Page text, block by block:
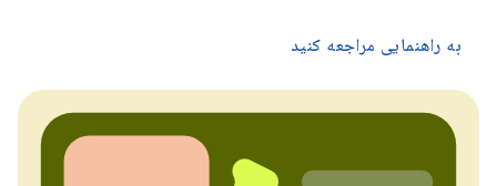
به راهنمایی مراجعه کنید